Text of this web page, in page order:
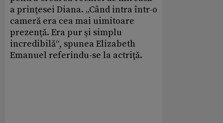
a prinţesei Diana. „Când intra într-o
cameră era cea mai uimitoare
prezenţă. Era pur şi simplu
incredibilă“, spunea Elizabeth
Emanuel referindu-se la actriţă.